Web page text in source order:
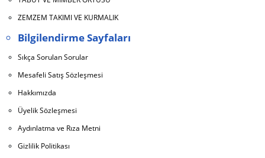
ZEMZEM TAKIMI VE KURMALIK
Bilgilendirme Sayfaları
Sıkça Sorulan Sorular
Mesafeli Satış Sözleşmesi
Hakkımızda
Üyelik Sözleşmesi
Aydınlatma ve Rıza Metni
Gizlilik Politikası